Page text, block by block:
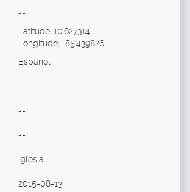
--
Latitude: 10.627314,
Longitude: -85.439826,
Español
--
--
--
Iglesia
2015-08-13